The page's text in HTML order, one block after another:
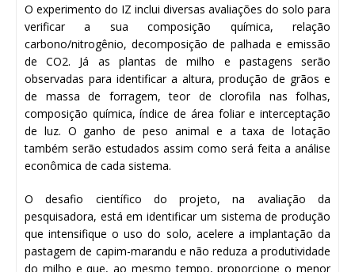
O experimento do IZ inclui diversas avaliações do solo para
verificar a sua composição química, relação
carbono/nitrogênio, decomposição de palhada e emissão
de CO2. Já as plantas de milho e pastagens serão
observadas para identificar a altura, produção de grãos e
de massa de forragem, teor de clorofila nas folhas,
composição química, índice de área foliar e interceptação
de luz. O ganho de peso animal e a taxa de lotação
também serão estudados assim como será feita a análise
econômica de cada sistema.
O desafio científico do projeto, na avaliação da
pesquisadora, está em identificar um sistema de produção
que intensifique o uso do solo, acelere a implantação da
pastagem de capim-marandu e não reduza a produtividade
do milho e que, ao mesmo tempo, proporcione o menor